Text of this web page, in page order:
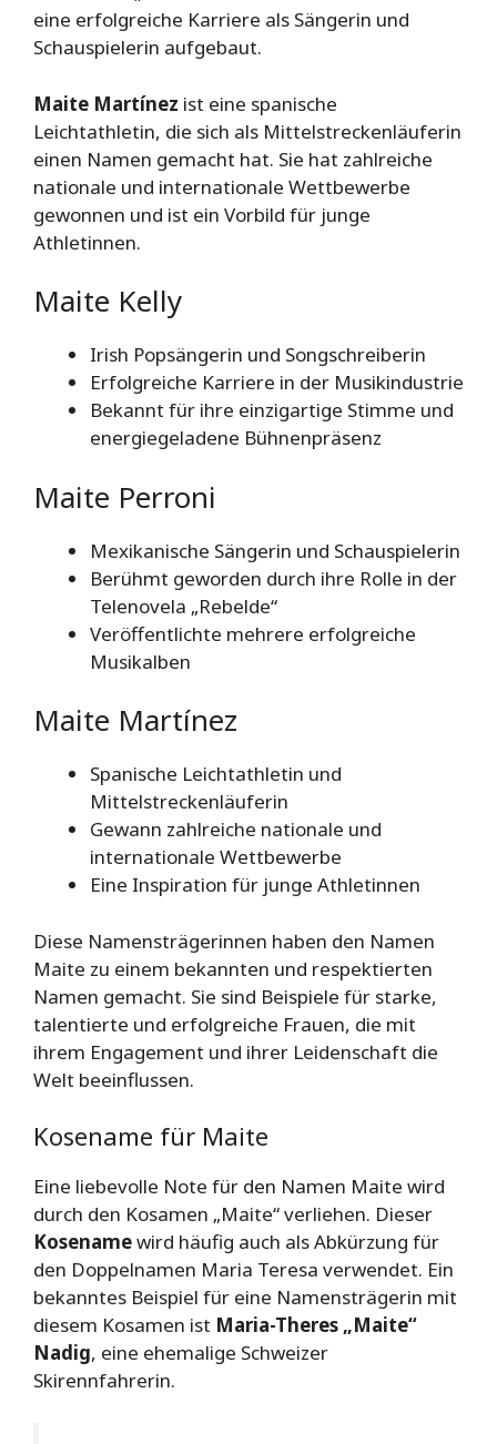
eine erfolgreiche Karriere als Sängerin und
Schauspielerin aufgebaut.
Maite Martínez ist eine spanische
Leichtathletin, die sich als Mittelstreckenläuferin
einen Namen gemacht hat. Sie hat zahlreiche
nationale und internationale Wettbewerbe
gewonnen und ist ein Vorbild für junge
Athletinnen.
Maite Kelly
Irish Popsängerin und Songschreiberin
Erfolgreiche Karriere in der Musikindustrie
Bekannt für ihre einzigartige Stimme und
energiegeladene Bühnenpräsenz
Maite Perroni
Mexikanische Sängerin und Schauspielerin
Berühmt geworden durch ihre Rolle in der
Telenovela „Rebelde“
Veröffentlichte mehrere erfolgreiche
Musikalben
Maite Martínez
Spanische Leichtathletin und
Mittelstreckenläuferin
Gewann zahlreiche nationale und
internationale Wettbewerbe
Eine Inspiration für junge Athletinnen
Diese Namensträgerinnen haben den Namen
Maite zu einem bekannten und respektierten
Namen gemacht. Sie sind Beispiele für starke,
talentierte und erfolgreiche Frauen, die mit
ihrem Engagement und ihrer Leidenschaft die
Welt beeinflussen.
Kosename für Maite
Eine liebevolle Note für den Namen Maite wird
durch den Kosamen „Maite“ verliehen. Dieser
Kosenamewird häufig auch als Abkürzung für
den Doppelnamen Maria Teresa verwendet. Ein
bekanntes Beispiel für eine Namensträgerin mit
diesem Kosamen ist Maria-Theres „Maite“
Nadig, eine ehemalige Schweizer
Skirennfahrerin.